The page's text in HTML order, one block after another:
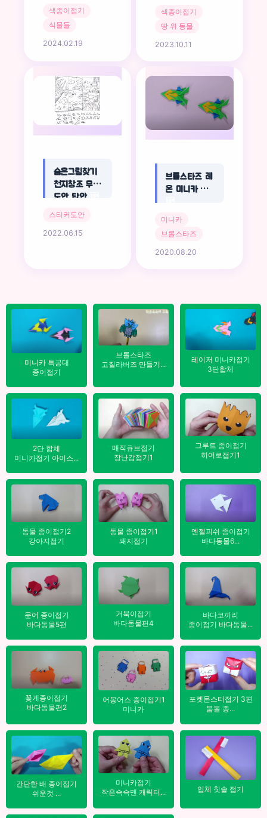
색종이접기
식물들
2024.02.19
색종이접기
땅 위 동물
2023.10.11
숨은그림찾기
천지창조 무료
도안 답안
스티커도안
2022.06.15
브롤스타즈 레
온 미니카 접기
미니카
브롤스타즈
2020.08.20
미니카 특공대
종이접기
브롤스타즈
고질라버즈 만들기...
레이저 미니카접기
3단합체
2단 합체
미니카접기 아이스...
매직큐브접기
장난감접기1
그루트 종이접기
히어로접기1
동물 종이접기2
강아지접기
동물 종이접기1
돼지접기
엔젤피쉬 종이접기
바다동물6...
문어 종이접기
바다동물5편
거북이접기
바다동물편4
바다코끼리
종이접기 바다동물...
꽃게종이접기
바다동물편2
어몽어스 종이접기1
미니카
포켓몬스터접기 3편
붐볼 종...
간단한 배 종이접기
쉬운것 ...
미니카접기
작은슥슥맨 캐릭터...
입체 칫솔 접기